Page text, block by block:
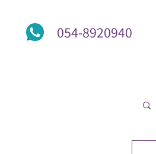
054-8920940